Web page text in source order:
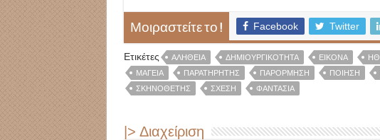
Μοιραστείτε το ! Facebook Twitter
Ετικέτες ΑΛΉΘΕΙΑ ΔΗΜΙΟΥΡΓΙΚΌΤΗΤΑ ΕΙΚΌΝΑ
ΜΑΓΕΊΑ
ΠΑΡΑΤΗΡΗΤΉΣ ΠΑΡΌΡΜΗΣΗ ΠΟΊΗΣΗ
ΣΚΗΝΟΘΈΤΗΣ
ΣΧΈΣΗ ΦΑΝΤΑΣΊΑ
|> Διαχείριση